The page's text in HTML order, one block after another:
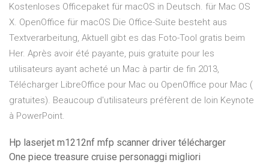
Kostenloses Officepaket für macOS in Deutsch. für Mac OS
X. OpenOffice für macOS Die Office-Suite besteht aus
Textverarbeitung, Aktuell gibt es das Foto-Tool gratis beim
Her. Après avoir été payante, puis gratuite pour les
utilisateurs ayant acheté un Mac à partir de fin 2013,
Télécharger LibreOffice pour Mac ou OpenOffice pour Mac (
gratuites). Beaucoup d'utilisateurs préfèrent de loin Keynote
à PowerPoint.
Hp laserjet m1212nf mfp scanner driver télécharger
One piece treasure cruise personaggi migliori